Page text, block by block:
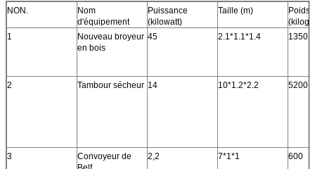
NON.
Nom
d'équipement
Puissance
(kilowatt)
Taille (m)
Poids
1
Nouveau broyeur
en bois
45 2.1*1.1*1.4 1350
2 Tambour sécheur 14 10*1.2*2.2 5200
3
Convoyeur de
2,2 7*1*1 600